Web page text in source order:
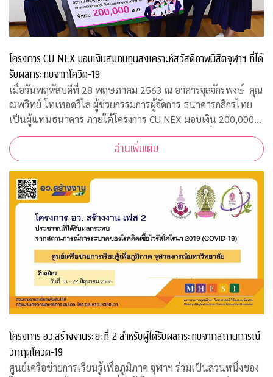
โครงการ CU NEX มอบเงินสมทบทุนสงเคราะห์สวัสดิภาพนิสิตจุฬาฯ ที่ได้
รับผลกระทบจากโควิด-19
เมื่อวันพฤหัสบดีที่ 28 พฤษภาคม 2563 ณ อาคารจุลจักรพงษ์ คุณ
ณพวิทย์ โทเทอดวิไล ผู้ช่วยกรรมการผู้จัดการ ธนาคารกสิกรไทย
เป็นผู้แทนธนาคาร ภายใต้โครงการ CU NEX มอบเงิน 200,000
บาท ร่วมสมทบทุนสงเคราะห์สวัสดิภาพนิสิตจุฬาฯ ที่ได้รับผลกระ
ทบจากการแพร่ระบาดของเชื้อไอ่านเพิ่มเติม
โครงการ อว.สร้างงานระยะที่ 2 สำหรับผู้ได้รับผลกระทบจากสถานการณ์
วิกฤตโควิด-19
ศูนย์เครือข่ายการเรียนรู้เพื่อภูมิภาค จุฬาฯ ร่วมเป็นส่วนหนึ่งของ